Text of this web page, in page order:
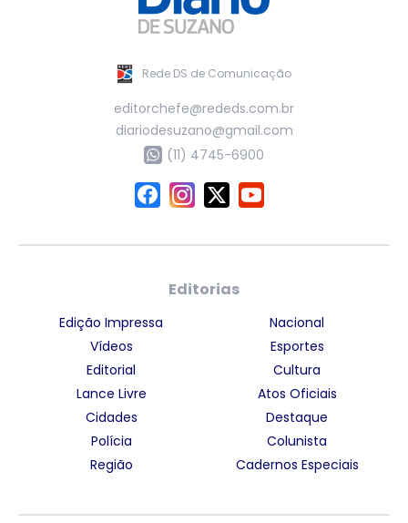
Rede DS de Comunicação
editorchefe@rededs.com.br
diariodesuzano@gmail.com
(11) 4745-6900
Editorias
Edição Impressa
Vídeos
Editorial
Lance Livre
Cidades
Polícia
Região
Nacional
Esportes
Cultura
Atos Oficiais
Destaque
Colunista
Cadernos Especiais